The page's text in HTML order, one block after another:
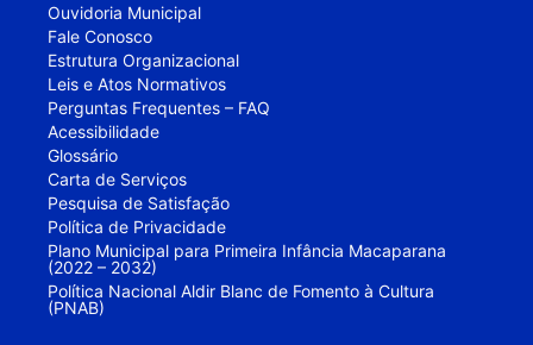
Ouvidoria Municipal
Fale Conosco
Estrutura Organizacional
Leis e Atos Normativos
Perguntas Frequentes – FAQ
Acessibilidade
Glossário
Carta de Serviços
Pesquisa de Satisfação
Política de Privacidade
Plano Municipal para Primeira Infância Macaparana
(2022 – 2032)
Política Nacional Aldir Blanc de Fomento à Cultura
(PNAB)